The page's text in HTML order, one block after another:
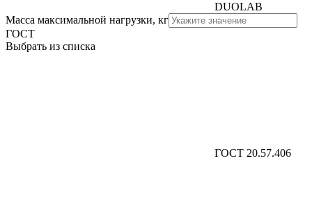
DUOLAB
Масса максимальной нагрузки, кг
ГОСТ
Выбрать из списка
ГОСТ 20.57.406